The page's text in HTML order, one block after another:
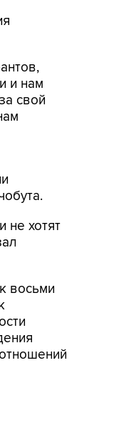
и нам
свой
не хотят
восьми